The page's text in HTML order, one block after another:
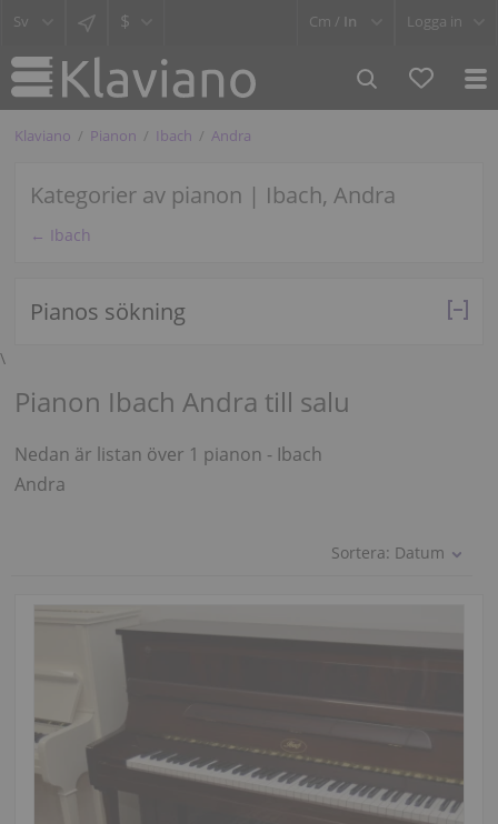
$ Cm / In Logga in
Klaviano Pianon Ibach Andra
Kategorier av pianon | Ibach, Andra
← Ibach
Pianos sökning
\
Pianon Ibach Andra till salu
Nedan är listan över 1 pianon - Ibach
Andra
Sortera: Datum